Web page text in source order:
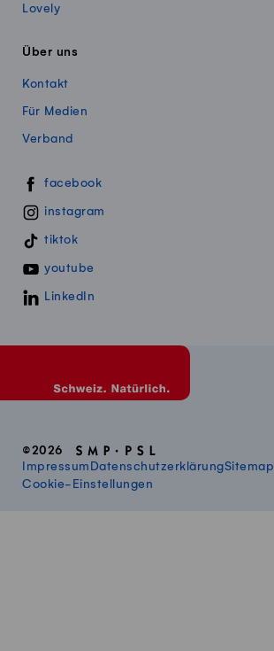
Lovely
Über uns
Kontakt
Für Medien
Verband
Swissmillk auf Social Media
facebook
instagram
tiktok
youtube
LinkedIn
©2026
Impressum DatenschutzerklärungSitemap
Cookie-Einstellungen